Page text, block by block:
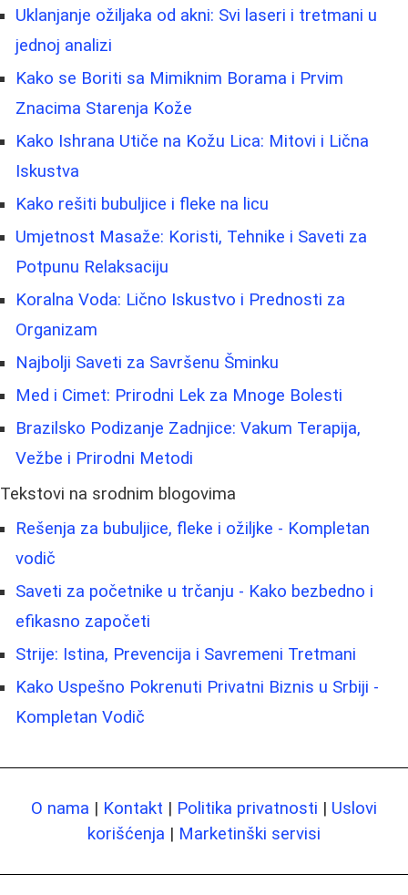
Uklanjanje ožiljaka od akni: Svi laseri i tretmani u
jednoj analizi
Kako se Boriti sa Mimiknim Borama i Prvim
Znacima Starenja Kože
Kako Ishrana Utiče na Kožu Lica: Mitovi i Lična
Iskustva
Kako rešiti bubuljice i fleke na licu
Umjetnost Masaže: Koristi, Tehnike i Saveti za
Potpunu Relaksaciju
Koralna Voda: Lično Iskustvo i Prednosti za
Organizam
Najbolji Saveti za Savršenu Šminku
Med i Cimet: Prirodni Lek za Mnoge Bolesti
Brazilsko Podizanje Zadnjice: Vakum Terapija,
Vežbe i Prirodni Metodi
Tekstovi na srodnim blogovima
Rešenja za bubuljice, fleke i ožiljke - Kompletan
vodič
Saveti za početnike u trčanju - Kako bezbedno i
efikasno započeti
Strije: Istina, Prevencija i Savremeni Tretmani
Kako Uspešno Pokrenuti Privatni Biznis u Srbiji -
Kompletan Vodič
O nama | Kontakt | Politika privatnosti | Uslovi
korišćenja | Marketinški servisi